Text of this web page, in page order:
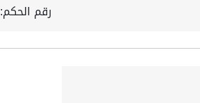
رقم الحكم: 4430707262